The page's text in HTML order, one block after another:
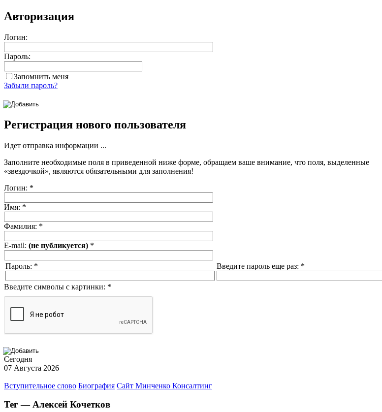
Авторизация
Логин:
Пароль:
Запомнить меня
Забыли пароль?
Регистрация нового пользователя
Идет отправка информации ...
Заполните необходимые поля в приведенной ниже форме, обращаем ваше внимание, что поля, выделенные
«звездочкой», являются обязательными для заполнения!
Логин: *
Имя: *
Фамилия: *
E-mail: (не публикуется) *
Пароль: * Введите пароль еще раз: *
Введите символы с картинки: *
Сегодня
07 Августа 2026
Вступительное слово Биография Сайт Минченко Консалтинг
Тег — Алексей Кочетков